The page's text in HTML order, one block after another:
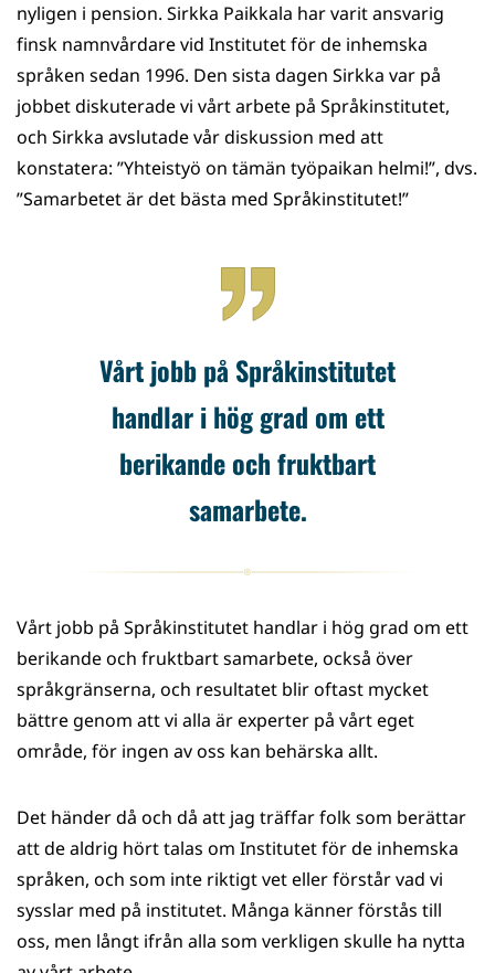
nyligen i pension. Sirkka Paikkala har varit ansvarig
finsk namnvårdare vid Institutet för de inhemska
språken sedan 1996. Den sista dagen Sirkka var på
jobbet diskuterade vi vårt arbete på Språkinstitutet,
och Sirkka avslutade vår diskussion med att
konstatera: ”Yhteistyö on tämän työpaikan helmi!”, dvs.
”Samarbetet är det bästa med Språkinstitutet!”
Vårt jobb på Språkinstitutet
handlar i hög grad om ett
berikande och fruktbart
samarbete.
Vårt jobb på Språkinstitutet handlar i hög grad om ett
berikande och fruktbart samarbete, också över
språkgränserna, och resultatet blir oftast mycket
bättre genom att vi alla är experter på vårt eget
område, för ingen av oss kan behärska allt.
Det händer då och då att jag träffar folk som berättar
att de aldrig hört talas om Institutet för de inhemska
språken, och som inte riktigt vet eller förstår vad vi
sysslar med på institutet. Många känner förstås till
oss, men långt ifrån alla som verkligen skulle ha nytta